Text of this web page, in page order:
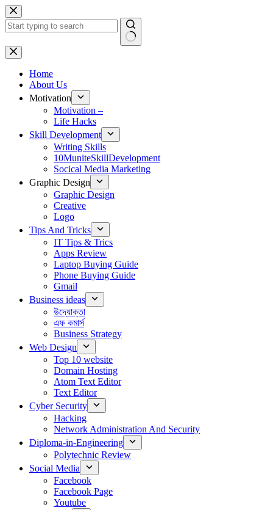
Skip
to
content
No
results
Home
About Us
Motivation
Motivation –
Life Hacks
Skill Development
Writing Skills
10MuniteSkillDevelopment
Socical Media Marketing
Graphic Design
Graphic Design
Creative
Logo
Tips And Tricks
IT Tips & Trics
Apps Review
Laptop Buying Guide
Phone Buying Guide
Gmail
Business ideas
উদ্যোক্তা
এফ কমার্স
Business Strategy
Web Design
Top 10 website
Domain Hosting
Atom Text Editor
Text Editor
Cyber Security
Hacking
Network Administration And Security
Diploma-in-Engineering
Polytechnic Review
Social Media
Facebook
Facebook Page
Youtube